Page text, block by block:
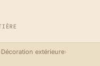
Décoration extérieure›